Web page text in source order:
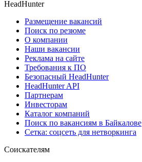
HeadHunter
Размещение вакансий
Поиск по резюме
О компании
Наши вакансии
Реклама на сайте
Требования к ПО
Безопасный HeadHunter
HeadHunter API
Партнерам
Инвесторам
Каталог компаний
Поиск по вакансиям в Байкалове
Сетка: соцсеть для нетворкинга
Соискателям